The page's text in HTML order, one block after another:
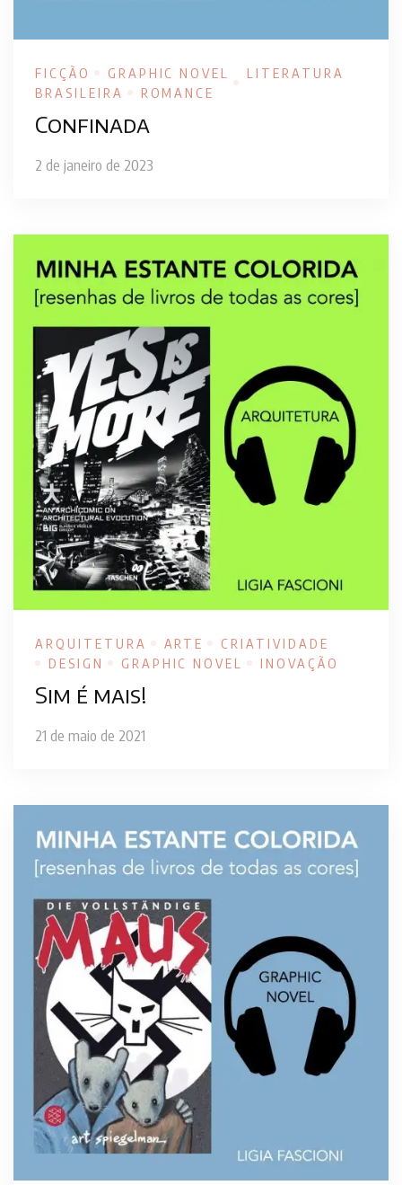
FICÇÃO GRAPHIC NOVEL
LITERATURA
BRASILEIRA
ROMANCE
Confinada
2 de janeiro de 2023
ARQUITETURA ARTE
CRIATIVIDADE
DESIGN
GRAPHIC NOVEL INOVAÇÃO
Sim é mais!
21 de maio de 2021